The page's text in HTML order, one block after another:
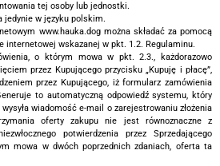
tej osoby lub jednostki.
jedynie w języku polskim.
www.hauka.dog można składać za pomocą
internetowej wskazanej w pkt. 1.2. Regulaminu.
o którym mowa w pkt. 2.3., każdorazowo
przez Kupującego przycisku „Kupuję i płacę”,
przez Kupującego, iż formularz zamówienia
to automatyczną odpowiedź systemu, który
wiadomość e-mail o zarejestrowaniu złożenia
oferty zakupu nie jest równoznaczne z
potwierdzenia przez Sprzedającego
mowa w dwóch poprzednich zdaniach, oferta ta